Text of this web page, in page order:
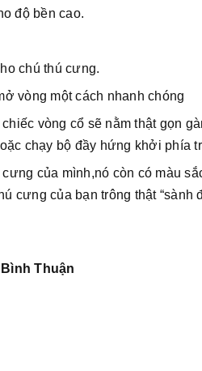
độ bền cao.
chú thú cưng.
vòng một cách nhanh chóng
vòng cổ sẽ nằm thật gọn
chạy bộ đầy hứng khởi phía
của mình,nó còn có màu
cưng của bạn trông thật “sành
Thuận